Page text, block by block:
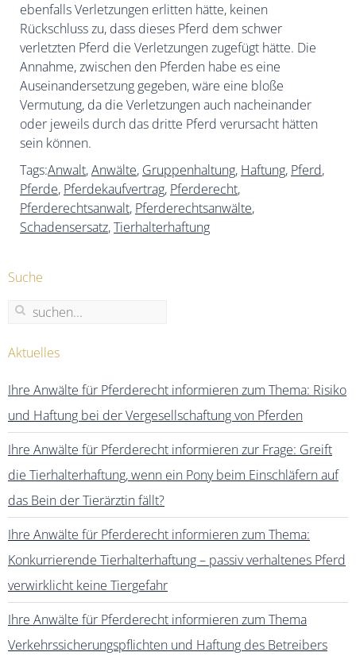
ebenfalls Verletzungen erlitten hätte, keinen
Rückschluss zu, dass dieses Pferd dem schwer
verletzten Pferd die Verletzungen zugefügt hätte. Die
Annahme, zwischen den Pferden habe es eine
Auseinandersetzung gegeben, wäre eine bloße
Vermutung, da die Verletzungen auch nacheinander
oder jeweils durch das dritte Pferd verursacht hätten
sein können.
Tags:Anwalt,Anwälte, Gruppenhaltung, Haftung, Pferd,
Pferde, Pferdekaufvertrag, Pferderecht,
Pferderechtsanwalt, Pferderechtsanwälte,
Schadensersatz,Tierhalterhaftung
Suche
Aktuelles
Ihre Anwälte für Pferderecht informieren zum Thema: Risiko
und Haftung bei der Vergesellschaftung von Pferden
Ihre Anwälte für Pferderecht informieren zur Frage: Greift
die Tierhalterhaftung, wenn ein Pony beim Einschläfern auf
das Bein der Tierärztin fällt?
Ihre Anwälte für Pferderecht informieren zum Thema:
Konkurrierende Tierhalterhaftung – passiv verhaltenes Pferd
verwirklicht keine Tiergefahr
Ihre Anwälte für Pferderecht informieren zum Thema
Verkehrssicherungspflichten und Haftung des Betreibers